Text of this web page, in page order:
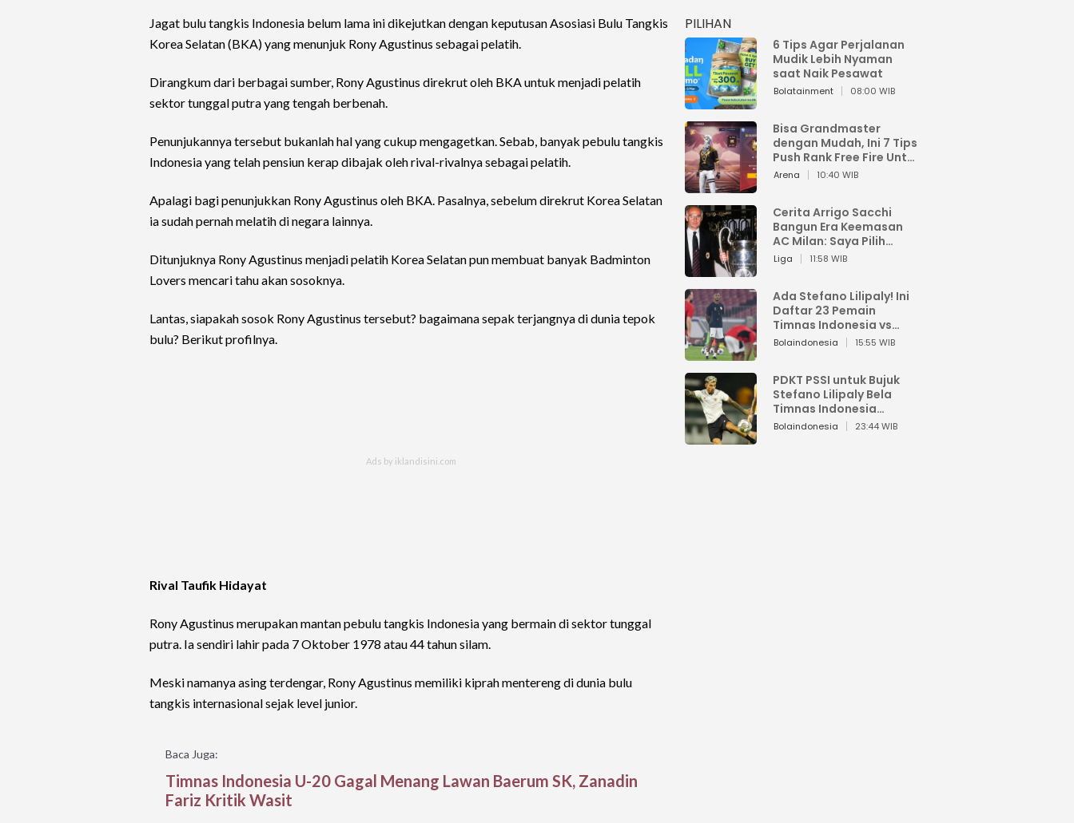
Jagat bulu tangkis Indonesia belum lama ini dikejutkan dengan keputusan Asosiasi Bulu Tangkis
Korea Selatan (BKA) yang menunjuk Rony Agustinus sebagai pelatih.
Dirangkum dari berbagai sumber, Rony Agustinus direkrut oleh BKA untuk menjadi pelatih
sektor tunggal putra yang tengah berbenah.
Penunjukannya tersebut bukanlah hal yang cukup mengagetkan. Sebab, banyak pebulu tangkis
Indonesia yang telah pensiun kerap dibajak oleh rival-rivalnya sebagai pelatih.
Apalagi bagi penunjukkan Rony Agustinus oleh BKA. Pasalnya, sebelum direkrut Korea Selatan
ia sudah pernah melatih di negara lainnya.
Ditunjuknya Rony Agustinus menjadi pelatih Korea Selatan pun membuat banyak Badminton
Lovers mencari tahu akan sosoknya.
Lantas, siapakah sosok Rony Agustinus tersebut? bagaimana sepak terjangnya di dunia tepok
bulu? Berikut profilnya.
Rival Taufik Hidayat
Rony Agustinus merupakan mantan pebulu tangkis Indonesia yang bermain di sektor tunggal
putra. Ia sendiri lahir pada 7 Oktober 1978 atau 44 tahun silam.
Meski namanya asing terdengar, Rony Agustinus memiliki kiprah mentereng di dunia bulu
tangkis internasional sejak level junior.
Baca Juga:
Timnas Indonesia U-20 Gagal Menang Lawan Baerum SK, Zanadin
Fariz Kritik Wasit
PILIHAN
6 Tips Agar Perjalanan
Mudik Lebih Nyaman
saat Naik Pesawat
Bolatainment 08:00 WIB
Bisa Grandmaster
dengan Mudah, Ini 7 Tips
Push Rank Free Fire Untuk
Pemula
Arena 10:40 WIB
Cerita Arrigo Sacchi
Bangun Era Keemasan
AC Milan: Saya Pilih
Pemain dari Isi Otaknya
Liga 11:58 WIB
Ada Stefano Lilipaly! Ini
Daftar 23 Pemain
Timnas Indonesia vs
China
Bolaindonesia 15:55 WIB
PDKT PSSI untuk Bujuk
Stefano Lilipaly Bela
Timnas Indonesia
Berakhir Berantakan
Bolaindonesia 23:44 WIB